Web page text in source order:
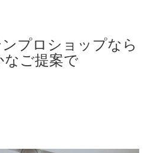
プロショップなら
なご提案で